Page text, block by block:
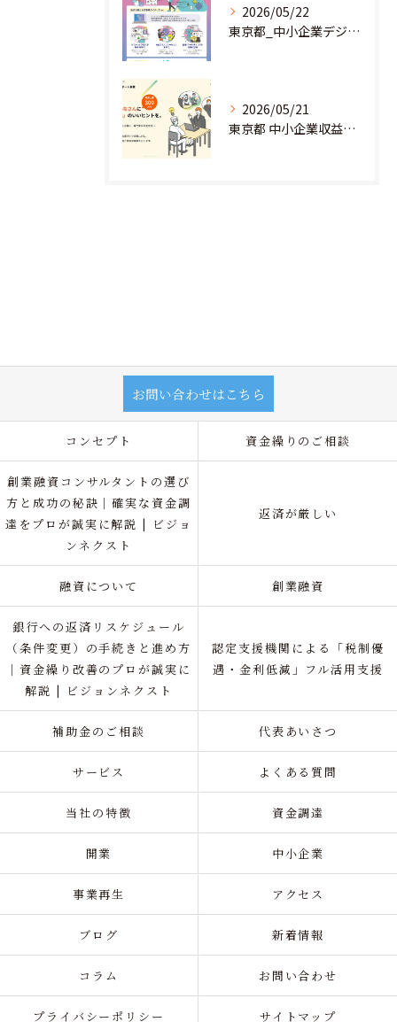
2026/05/22
東京都_中小企業デジタル導入促進補助事業のお知らせ
2026/05/21
東京都 中小企業収益力強化サポート事業
お問い合わせはこちら
コンセプト 資金繰りのご相談
創業融資コンサルタントの選び
方と成功の秘訣｜確実な資金調
達をプロが誠実に解説 | ビジョ
ンネクスト
返済が厳しい
融資について 創業融資
銀行への返済リスケジュール
（条件変更）の手続きと進め方
｜資金繰り改善のプロが誠実に
解説 | ビジョンネクスト
認定支援機関による「税制優
遇・金利低減」フル活用支援
補助金のご相談 代表あいさつ
サービス よくある質問
当社の特徴 資金調達
開業 中小企業
事業再生 アクセス
ブログ 新着情報
コラム お問い合わせ
プライバシーポリシー サイトマップ